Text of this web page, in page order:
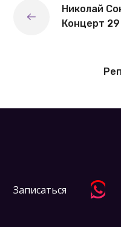
Николай
Концерт 29
Записаться